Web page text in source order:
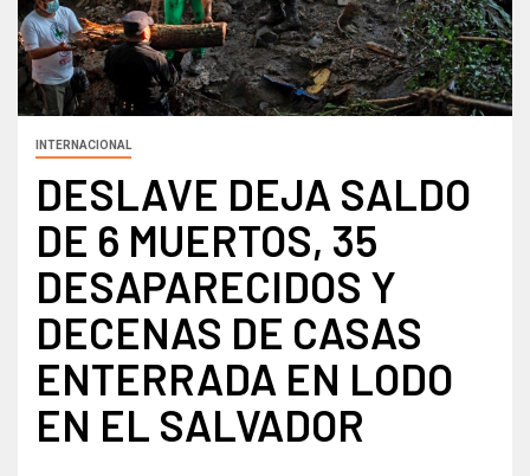
INTERNACIONAL
DESLAVE DEJA SALDO
DE 6 MUERTOS, 35
DESAPARECIDOS Y
DECENAS DE CASAS
ENTERRADA EN LODO
EN EL SALVADOR